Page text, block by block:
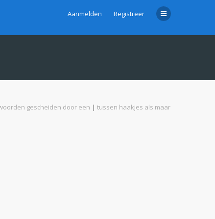
Aanmelden Registreer
gescheiden door een | tussen haakjes als maar